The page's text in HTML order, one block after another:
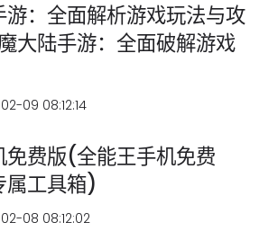
：全面解析游戏玩法与攻
大陆手游：全面破解游戏
09 08:12:14
免费版(全能王手机免费
属工具箱)
08 08:12:02